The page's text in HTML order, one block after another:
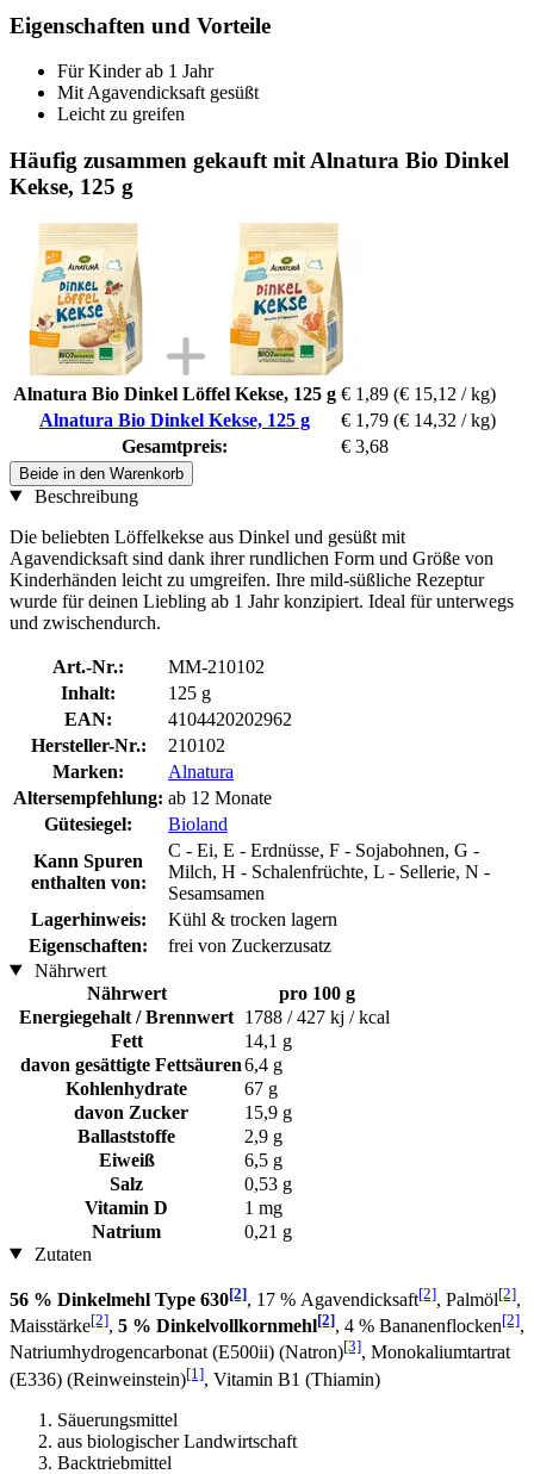
Eigenschaften und Vorteile
Für Kinder ab 1 Jahr
Mit Agavendicksaft gesüßt
Leicht zu greifen
Häufig zusammen gekauft mit Alnatura Bio Dinkel
Kekse, 125 g
Alnatura Bio Dinkel Löffel Kekse, 125 g € 1,89 (€ 15,12 / kg)
Alnatura Bio Dinkel Kekse, 125 g
€ 1,79 (€ 14,32 / kg)
Gesamtpreis:
€ 3,68
Beide in den Warenkorb
Beschreibung
Die beliebten Löffelkekse aus Dinkel und gesüßt mit
Agavendicksaft sind dank ihrer rundlichen Form und Größe von
Kinderhänden leicht zu umgreifen. Ihre mild-süßliche Rezeptur
wurde für deinen Liebling ab 1 Jahr konzipiert. Ideal für unterwegs
und zwischendurch.
Art.-Nr.:
MM-210102
Inhalt:
125 g
EAN:
4104420202962
Hersteller-Nr.:
210102
Marken:
Alnatura
Altersempfehlung: ab 12 Monate
Gütesiegel:
Bioland
Kann Spuren
enthalten von:
C - Ei, E - Erdnüsse, F - Sojabohnen, G -
Milch, H - Schalenfrüchte, L - Sellerie, N -
Sesamsamen
Lagerhinweis:
Kühl & trocken lagern
Eigenschaften:
frei von Zuckerzusatz
Nährwert
Nährwert
pro 100 g
Energiegehalt / Brennwert 1788 / 427 kj / kcal
Fett
14,1 g
davon gesättigte Fettsäuren6,4 g
Kohlenhydrate
67 g
davon Zucker
15,9 g
Ballaststoffe
2,9 g
Eiweiß
6,5 g
Salz
0,53 g
Vitamin D
1 mg
Natrium
0,21 g
Zutaten
56 % Dinkelmehl Type 630[2], 17 % Agavendicksaft[2], Palmöl[2],
Maisstärke[2], 5 % Dinkelvollkornmehl[2], 4 % Bananenflocken[2],
Natriumhydrogencarbonat (E500ii) (Natron)[3], Monokaliumtartrat
(E336) (Reinweinstein)[1], Vitamin B1 (Thiamin)
Säuerungsmittel
aus biologischer Landwirtschaft
Backtriebmittel